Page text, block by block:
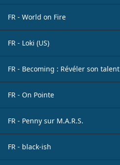
FR - World on Fire
FR - Loki (US)
FR - Becoming : Révéler son talent
FR - On Pointe
FR - Penny sur M.A.R.S.
FR - black-ish